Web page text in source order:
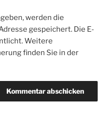
werden die
gespeichert. Die E-
Weitere
finden Sie in der